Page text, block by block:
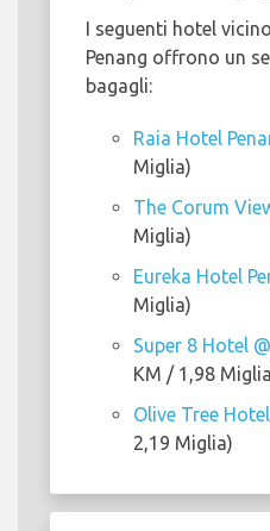
I seguenti hotel
Penang offrono un
bagagli:
Raia Hotel
Miglia)
The Corum
Miglia)
Eureka Hotel
Miglia)
Super 8 Hotel
KM / 1,98
Olive Tree
2,19 Miglia)